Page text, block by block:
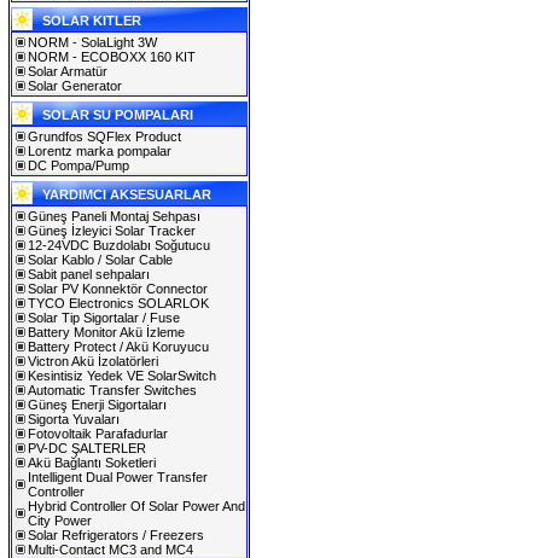
SOLAR KITLER
NORM - SolaLight 3W
NORM - ECOBOXX 160 KIT
Solar Armatür
Solar Generator
SOLAR SU POMPALARI
Grundfos SQFlex Product
Lorentz marka pompalar
DC Pompa/Pump
YARDIMCI AKSESUARLAR
Güneş Paneli Montaj Sehpası
Güneş İzleyici Solar Tracker
12-24VDC Buzdolabı Soğutucu
Solar Kablo / Solar Cable
Sabit panel sehpaları
Solar PV Konnektör Connector
TYCO Electronics SOLARLOK
Solar Tip Sigortalar / Fuse
Battery Monitor Akü İzleme
Battery Protect / Akü Koruyucu
Victron Akü İzolatörleri
Kesintisiz Yedek VE SolarSwitch
Automatic Transfer Switches
Güneş Enerji Sigortaları
Sigorta Yuvaları
Fotovoltaik Parafadurlar
PV-DC ŞALTERLER
Akü Bağlantı Soketleri
Intelligent Dual Power Transfer
Controller
Hybrid Controller Of Solar Power And
City Power
Solar Refrigerators / Freezers
Multi-Contact MC3 and MC4